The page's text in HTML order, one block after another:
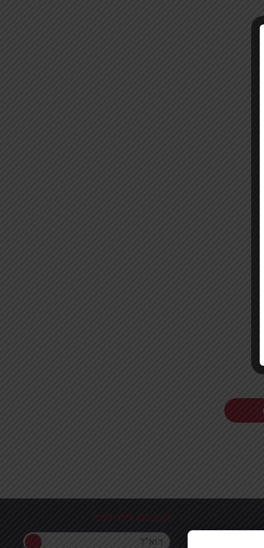
הרשמה לניוזלטר
הרשמה לניוזלטר